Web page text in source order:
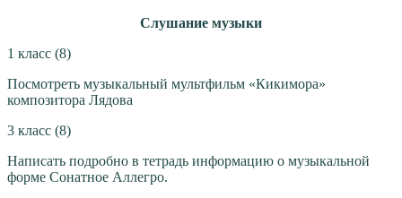
Слушание музыки
1 класс (8)
Посмотреть музыкальный мультфильм «Кикимора»
композитора Лядова
3 класс (8)
Написать подробно в тетрадь информацию о музыкальной
форме Сонатное Аллегро.